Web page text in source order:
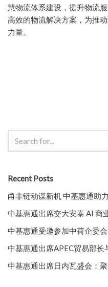
慧物流体系建设，提升物流
高效的物流解决方案，为推
力量。
Recent Posts
甬非链动谋新机 中基惠通助
中基惠通出席交大安泰 AI 商
中基惠通受邀参加中荷企委
中基惠通出席APEC贸易部长
中基惠通出席日内瓦盛会：